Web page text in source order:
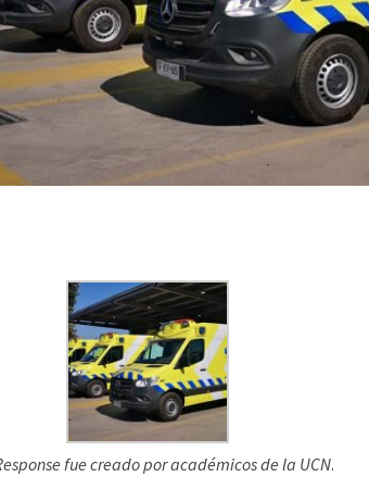
fue creado por académicos de la UCN.